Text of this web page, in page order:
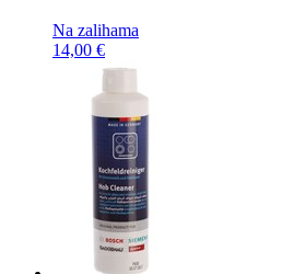
Na zalihama
14,00 €